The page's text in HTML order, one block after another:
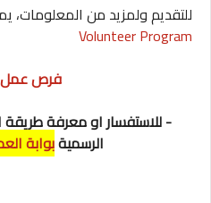
للتقديم ولمزيد من المعلومات،
Volunteer Program
فرص عمل
- للاستفسار او معرفة طريقة
الرسميةبوابة